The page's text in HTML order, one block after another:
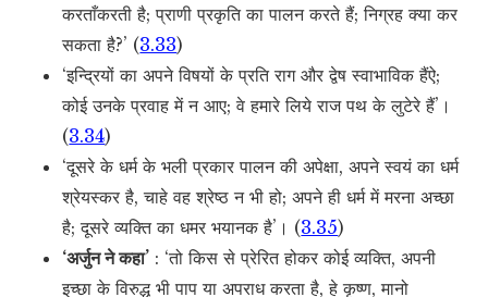
करताँकरती है; प्राणी प्रकृति का पालन करते हैं; निग्रह क्या कर
सकता है?’ (3.33)
‘इन्द्रियों का अपने विषयों के प्रति राग और द्वेष स्वाभाविक हैंऐ;
कोई उनके प्रवाह में न आए; वे हमारे लिये राज पथ के लुटेरे हैं’।
(3.34)
‘दूसरे के धर्म के भली प्रकार पालन की अपेक्षा, अपने स्वयं का धर्म
श्रेयस्कर है, चाहे वह श्रेष्ठ न भी हो; अपने ही धर्म में मरना अच्छा
है; दूसरे व्यक्ति का धमर भयानक है’। (3.35)
‘अर्जुन ने कहा’ : ‘तो किस से प्रेरित होकर कोई व्यक्ति, अपनी
इच्छा के विरुद्ध भी पाप या अपराध करता है, हे कृष्ण, मानो